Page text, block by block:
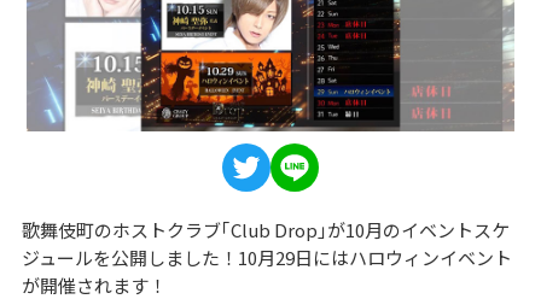
歌舞伎町のホストクラブ｢Club Drop｣が10月のイベントスケ
ジュールを公開しました！10月29日にはハロウィンイベント
が開催されます！